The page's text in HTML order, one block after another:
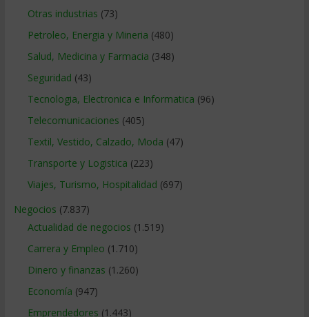
Otras industrias (73)
Petroleo, Energia y Mineria (480)
Salud, Medicina y Farmacia (348)
Seguridad (43)
Tecnologia, Electronica e Informatica (96)
Telecomunicaciones (405)
Textil, Vestido, Calzado, Moda (47)
Transporte y Logistica (223)
Viajes, Turismo, Hospitalidad (697)
Negocios (7.837)
Actualidad de negocios (1.519)
Carrera y Empleo (1.710)
Dinero y finanzas (1.260)
Economía (947)
Emprendedores (1.443)